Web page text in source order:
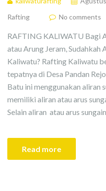
Rafting
No comments
RAFTING KALIWATU Bagi
atau Arung Jeram, Sudahkah
Kaliwatu? Rafting Kaliwatu
tepatnya di Desa Pandan
Batu ini menggunakan aliran
memiliki aliran atau arus
Selain aliran atau arus
Read more